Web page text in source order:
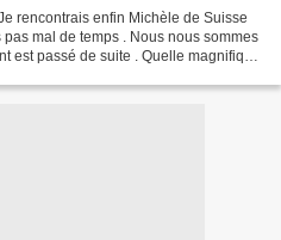
rencontrais enfin Michèle de Suisse
mal de temps . Nous nous sommes
est passé de suite . Quelle magnifique